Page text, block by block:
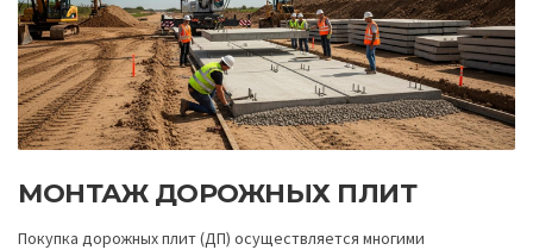
МОНТАЖ ДОРОЖНЫХ ПЛИТ
Покупка дорожных плит (ДП) осуществляется многими